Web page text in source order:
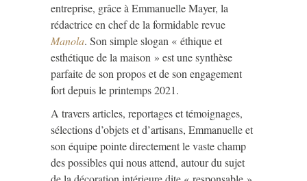
entreprise, grâce à Emmanuelle Mayer, la
rédactrice en chef de la formidable revue
Manola. Son simple slogan « éthique et
esthétique de la maison » est une synthèse
parfaite de son propos et de son engagement
fort depuis le printemps 2021.
A travers articles, reportages et témoignages,
sélections d’objets et d’artisans, Emmanuelle et
son équipe pointe directement le vaste champ
des possibles qui nous attend, autour du sujet